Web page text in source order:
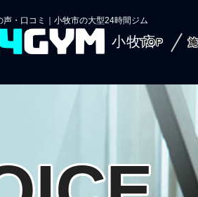
・口コミ｜小牧市の大型24時間ジム
小牧店
TOP